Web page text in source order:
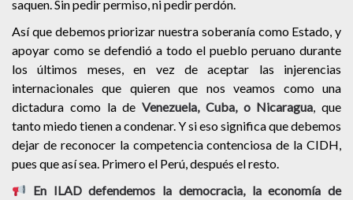
saquen. Sin pedir permiso, ni pedir perdón.
Así que debemos priorizar nuestra soberanía como Estado, y
apoyar como se defendió a todo el pueblo peruano durante
los últimos meses, en vez de aceptar las injerencias
internacionales que quieren que nos veamos como una
dictadura como la de Venezuela, Cuba, o Nicaragua, que
tanto miedo tienen a condenar. Y si eso significa que debemos
dejar de reconocer la competencia contenciosa de la CIDH,
pues que así sea. Primero el Perú, después el resto.
En ILAD defendemos la democracia, la economía de